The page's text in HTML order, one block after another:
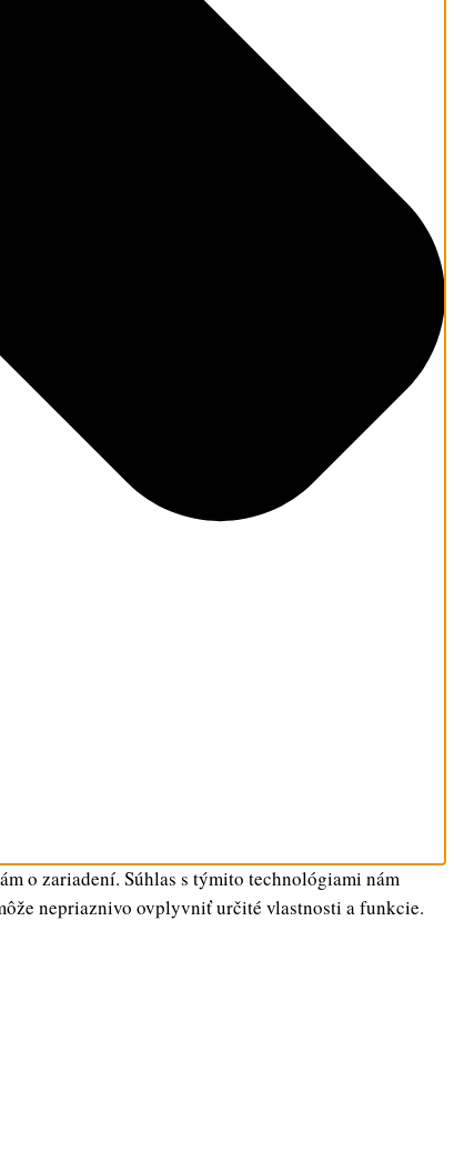
o zariadení. Súhlas s týmito technológiami nám
nepriaznivo ovplyvniť určité vlastnosti a funkcie.